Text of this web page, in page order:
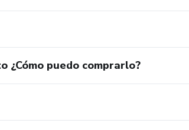
¿Cómo puedo comprarlo?